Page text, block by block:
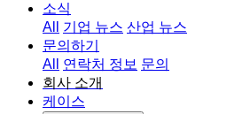
소식
All
기업 뉴스 산업 뉴스
문의하기
All
연락처 정보 문의
회사 소개
케이스